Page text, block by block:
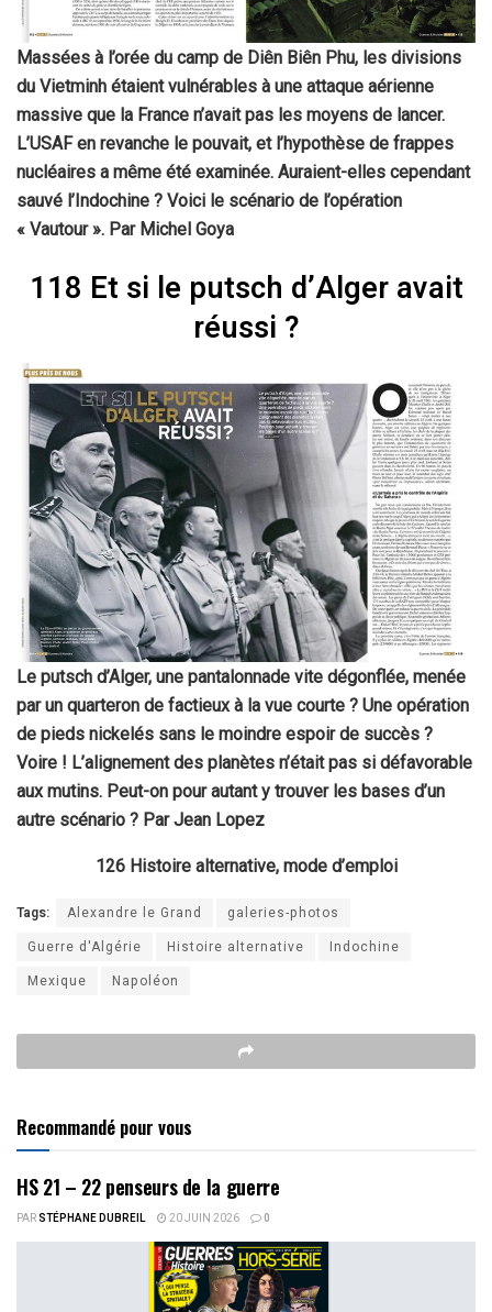
Massées à l’orée du camp de Diên Biên Phu, les divisions
du Vietminh étaient vulnérables à une attaque aérienne
massive que la France n’avait pas les moyens de lancer.
L’USAF en revanche le pouvait, et l’hypothèse de frappes
nucléaires a même été examinée. Auraient-elles cependant
sauvé l’Indochine ? Voici le scénario de l’opération
« Vautour ». Par Michel Goya
118 Et si le putsch d’Alger avait
réussi ?
Le putsch d’Alger, une pantalonnade vite dégonflée, menée
par un quarteron de factieux à la vue courte ? Une opération
de pieds nickelés sans le moindre espoir de succès ?
Voire ! L’alignement des planètes n’était pas si défavorable
aux mutins. Peut-on pour autant y trouver les bases d’un
autre scénario ? Par Jean Lopez
126 Histoire alternative, mode d’emploi
Tags: Alexandre le Grand
galeries-photos
Guerre d'Algérie
Histoire alternative
Indochine
Mexique
Napoléon
Recommandé pour vous
HS 21 – 22 penseurs de la guerre
PARSTÉPHANE DUBREIL 20 JUIN 2026 0